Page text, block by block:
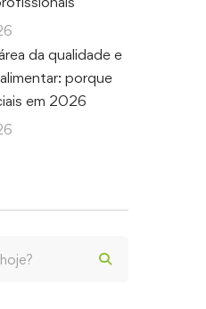
da qualidade e
porque
em 2026